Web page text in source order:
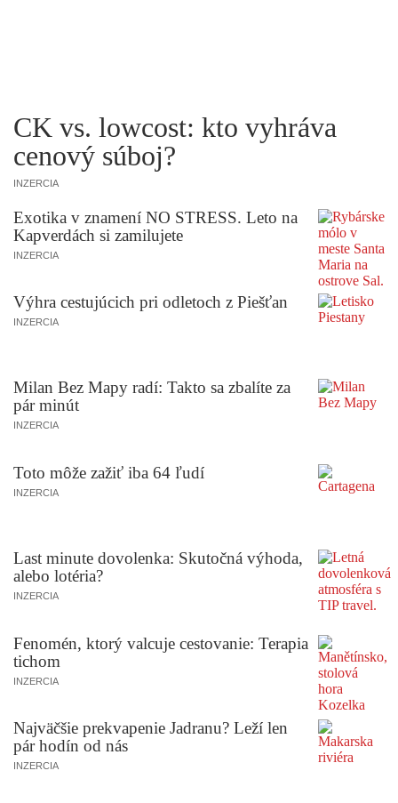
CK vs. lowcost: kto vyhráva
cenový súboj?
INZERCIA
Exotika v znamení NO STRESS. Leto na
Kapverdách si zamilujete
INZERCIA
Výhra cestujúcich pri odletoch z Piešťan
INZERCIA
Milan Bez Mapy radí: Takto sa zbalíte za
pár minút
INZERCIA
Toto môže zažiť iba 64 ľudí
INZERCIA
Last minute dovolenka: Skutočná výhoda,
alebo lotéria?
INZERCIA
Fenomén, ktorý valcuje cestovanie: Terapia
tichom
INZERCIA
Najväčšie prekvapenie Jadranu? Leží len
pár hodín od nás
INZERCIA